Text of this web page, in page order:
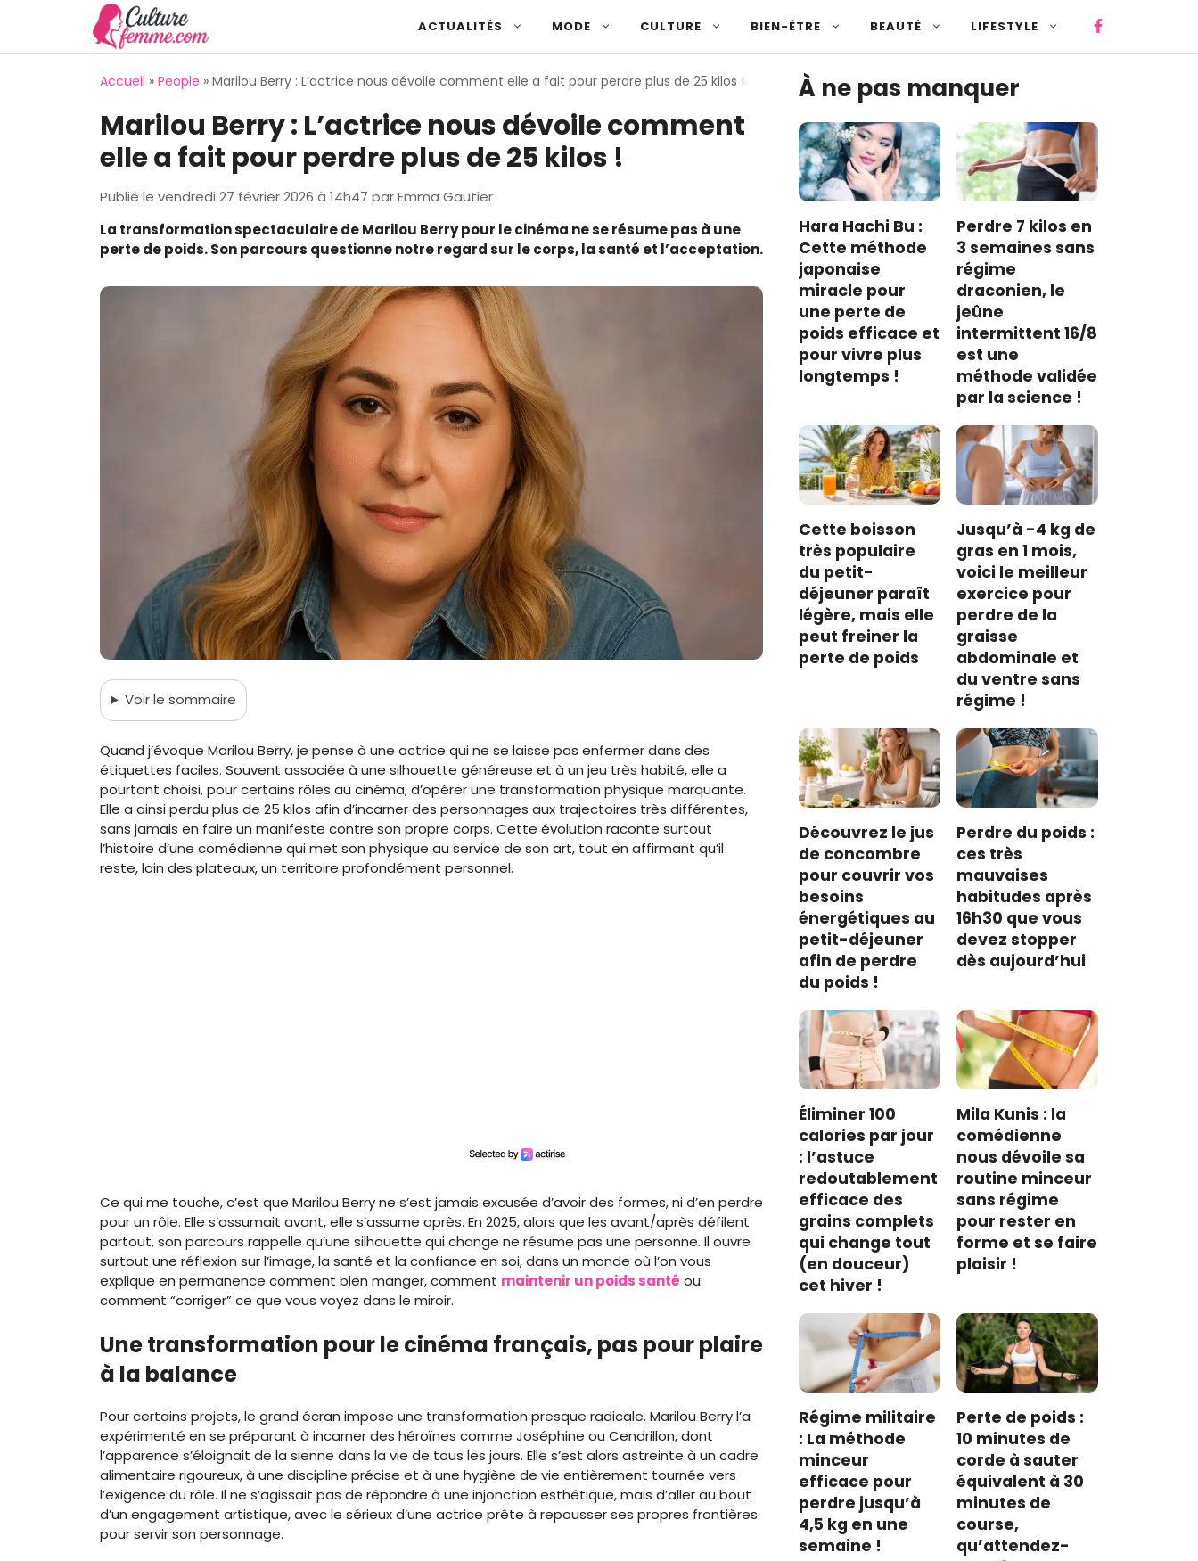
ACTUALITÉS MODE CULTURE BIEN-ÊTRE BEAUTÉ LIFESTYLE
Accueil » People » Marilou Berry : L’actrice nous dévoile comment elle a fait pour perdre plus de 25 kilos !
Marilou Berry : L’actrice nous dévoile comment
elle a fait pour perdre plus de 25 kilos !
Publié le vendredi 27 février 2026 à 14h47 parEmma Gautier
La transformation spectaculaire de Marilou Berry pour le cinéma ne se résume pas à une
perte de poids. Son parcours questionne notre regard sur le corps, la santé et l’acceptation.
Voirle sommaire
Quand j’évoque Marilou Berry, je pense à une actrice qui ne se laisse pas enfermer dans des
étiquettes faciles. Souvent associée à une silhouette généreuse et à un jeu très habité, elle a
pourtant choisi, pour certains rôles au cinéma, d’opérer une transformation physique marquante.
Elle a ainsi perdu plus de 25 kilos afin d’incarner des personnages aux trajectoires très différentes,
sans jamais en faire un manifeste contre son propre corps. Cette évolution raconte surtout
l’histoire d’une comédienne qui met son physique au service de son art, tout en affirmant qu’il
reste, loin des plateaux, un territoire profondément personnel.
Ce qui me touche, c’est que Marilou Berry ne s’est jamais excusée d’avoir des formes, ni d’en perdre
pour un rôle. Elle s’assumait avant, elle s’assume après. En 2025, alors que les avant/après défilent
partout, son parcours rappelle qu’une silhouette qui change ne résume pas une personne. Il ouvre
surtout une réflexion sur l’image, la santé et la confiance en soi, dans un monde où l’on vous
explique en permanence comment bien manger, comment maintenir un poids santé ou
comment “corriger” ce que vous voyez dans le miroir.
Une transformation pour le cinéma français, pas pour plaire
à la balance
Pour certains projets, le grand écran impose une transformation presque radicale. Marilou Berry l’a
expérimenté en se préparant à incarner des héroïnes comme Joséphine ou Cendrillon, dont
l’apparence s’éloignait de la sienne dans la vie de tous les jours. Elle s’est alors astreinte à un cadre
alimentaire rigoureux, à une discipline précise et à une hygiène de vie entièrement tournée vers
l’exigence du rôle. Il ne s’agissait pas de répondre à une injonction esthétique, mais d’aller au bout
d’un engagement artistique, avec le sérieux d’une actrice prête à repousser ses propres frontières
pour servir son personnage.
À ne pas manquer
Hara Hachi Bu :
Cette méthode
japonaise
miracle pour
une perte de
poids efficace et
pour vivre plus
longtemps !
Perdre 7 kilos en
3 semaines sans
régime
draconien, le
jeûne
intermittent 16/8
est une
méthode validée
par la science !
Cette boisson
très populaire
du petit-
déjeuner paraît
légère, mais elle
peut freiner la
perte de poids
Jusqu’à -4 kg de
gras en 1 mois,
voici le meilleur
exercice pour
perdre de la
graisse
abdominale et
du ventre sans
régime !
Découvrez le jus
de concombre
pour couvrir vos
besoins
énergétiques au
petit-déjeuner
afin de perdre
du poids !
Perdre du poids :
ces très
mauvaises
habitudes après
16h30 que vous
devez stopper
dès aujourd’hui
Éliminer 100
calories par jour
: l’astuce
redoutablement
efficace des
grains complets
qui change tout
(en douceur)
cet hiver !
Mila Kunis : la
comédienne
nous dévoile sa
routine minceur
sans régime
pour rester en
forme et se faire
plaisir !
Régime militaire
: La méthode
minceur
efficace pour
perdre jusqu’à
4,5 kg en une
semaine !
Perte de poids :
10 minutes de
corde à sauter
équivalent à 30
minutes de
course,
qu’attendez-